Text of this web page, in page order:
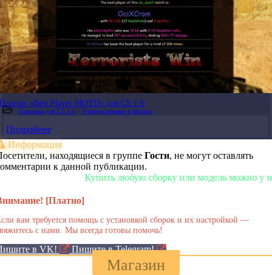
Плагин «Best Player MOTD» для CS 1.6
Плагины для CS 1.6 / Универсальные плагины
Подробнее
Информация
находящиеся в группе Гости, не могут оставлять
к данной публикации.
Купить любую сборку или модель можно у нас в
[Платно]
вам требуется помощь с установкой сборок и их настройкой —
с нами. Мы всегда готовы помочь!
в VK! Пишите в Telegram!
Магазин